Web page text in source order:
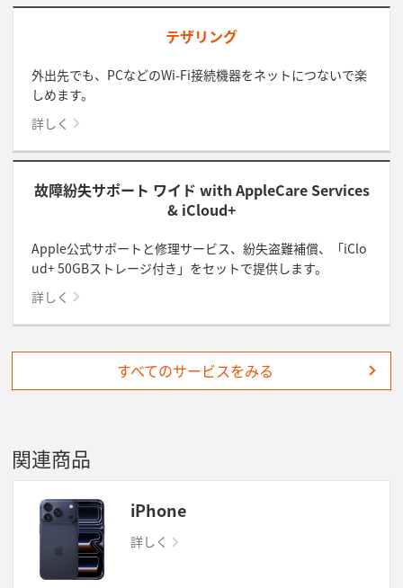
テザリング
外出先でも、PCなどのWi-Fi接続機器をネットにつないで楽
しめます。
詳しく
故障紛失サポート ワイド with AppleCare Services
& iCloud+
Apple公式サポートと修理サービス、紛失盗難補償、「iClo
ud+ 50GBストレージ付き」をセットで提供します。
詳しく
すべてのサービスをみる
関連商品
iPhone
詳しく